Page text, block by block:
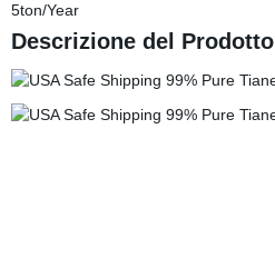
5ton/Year
Descrizione del Prodotto